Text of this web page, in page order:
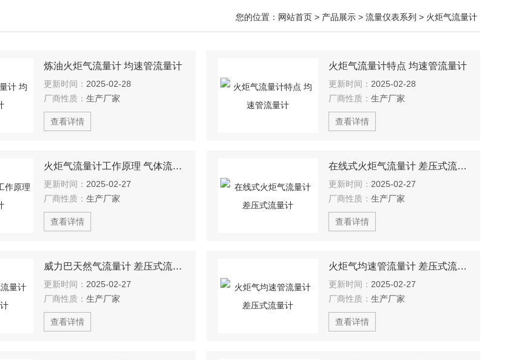
您的位置： 网站首页 > 产品展示 > 流量仪表系列 > 火炬气流量计
炼油火炬气流量计 均速管流量计
更新时间： 2025-02-28
厂商性质： 生产厂家
查看详情
火炬气流量计特点 均速管流量计
更新时间： 2025-02-28
厂商性质： 生产厂家
查看详情
火炬气流量计工作原理 气体流量计
更新时间： 2025-02-27
厂商性质： 生产厂家
查看详情
在线式火炬气流量计 差压式流量计
更新时间： 2025-02-27
厂商性质： 生产厂家
查看详情
威力巴天然气流量计 差压式流量计
更新时间： 2025-02-27
厂商性质： 生产厂家
查看详情
火炬气均速管流量计 差压式流量计
更新时间： 2025-02-27
厂商性质： 生产厂家
查看详情